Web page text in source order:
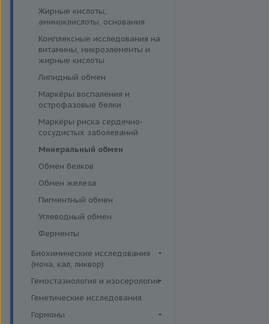
Лекарственные аллергены IgE,
IgG
Прочие аллергены IgE, IgG
иммуноглобулинов класса Е
Прогнозирование
эффективности АСИТ
Симптомные профили
Скрининговые исследования
Жирные кислоты,
аминоклислоты, основания
Комплексные исследования на
витамины, микроэлементы и
жирные кислоты
Липидный обмен
Маркёры воспаления и
острофазовые белки
Маркёры риска сердечно-
сосудистых заболеваний
Минеральный обмен
Обмен белков
Обмен железа
Пигментный обмен
Углеводный обмен
Ферменты
Биохимические исследования
(моча, кал, ликвор)
Ликвор
Гемостазиология и изосерология
Гемостазиология
Иммуногематология
Генетические исследования
Гормоны